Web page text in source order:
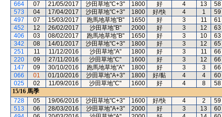
664
07 21/05/2017 沙田草地"C+3" 1800 好 4 13
58
573
04 17/04/2017 沙田草地"C+3" 1800 好/快 4 1
59
497
07 15/03/2017 跑馬地草地"B" 1650 好 3 11
61
452
12 26/02/2017 沙田草地"B" 2000 好 3 12
63
406
03 08/02/2017 跑馬地草地"B" 1650 好 3 10
63
342
08 14/01/2017 沙田草地"C+3" 1800 好 3 12
65
251
11 11/12/2016 沙田草地"A" 1800 好 3 11
66
220
09 27/11/2016 沙田草地"C" 1600 好 3 12
66
147
09 30/10/2016 跑馬地草地"A" 1800 好 3 3
66
066
01 01/10/2016 沙田草地"A+3" 1800 好/黏 4 4
60
025
02 11/09/2016 沙田草地"C" 1600 好 4 8
58
15/16 馬季
728
05 19/06/2016 沙田草地"C+3" 1600 好/快 4 2
59
513
06 28/03/2016 沙田草地"A+3" 2000 好 3 13
60